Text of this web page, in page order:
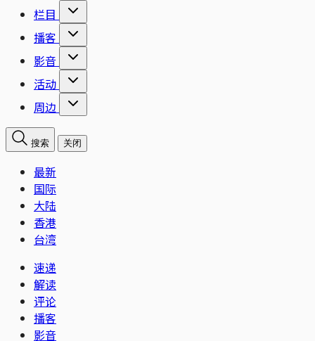
栏目
播客
影音
活动
周边
搜索 关闭
最新
国际
大陆
香港
台湾
速递
解读
评论
播客
影音